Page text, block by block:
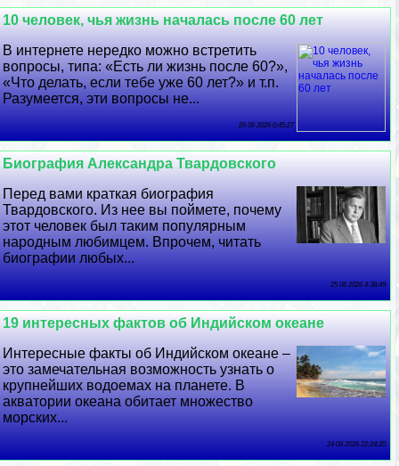
10 человек, чья жизнь началась после 60 лет
В интернете нередко можно встретить
вопросы, типа: «Есть ли жизнь после 60?»,
«Что делать, если тебе уже 60 лет?» и т.п.
Разумеется, эти вопросы не...
26 06 2026 0:45:27
Биография Александра Твардовского
Перед вами краткая биография
Твардовского. Из нее вы поймете, почему
этот человек был таким популярным
народным любимцем. Впрочем, читать
биографии любых...
25 06 2026 4:38:49
19 интересных фактов об Индийском океане
Интересные факты об Индийском океане –
это замечательная возможность узнать о
крупнейших водоемах на планете. В
акватории океана обитает множество
морских...
24 06 2026 22:24:20